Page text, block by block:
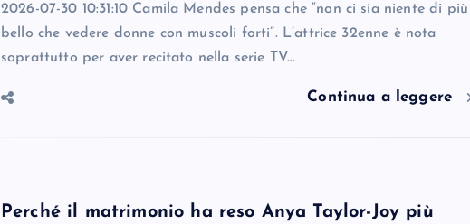
2026-07-30 10:31:10 Camila Mendes pensa che “non ci sia niente di più
bello che vedere donne con muscoli forti”. L’attrice 32enne è nota
soprattutto per aver recitato nella serie TV…
Continua a leggere
Perché il matrimonio ha reso Anya Taylor-Joy più